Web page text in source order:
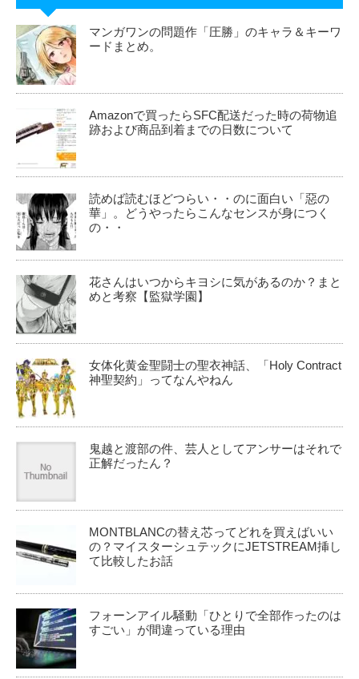
マンガワンの問題作「圧勝」のキャラ＆キーワ
ードまとめ。
Amazonで買ったらSFC配送だった時の荷物追
跡および商品到着までの日数について
読めば読むほどつらい・・のに面白い「惡の
華」。どうやったらこんなセンスが身につく
の・・
花さんはいつからキヨシに気があるのか？まと
めと考察【監獄学園】
女体化黄金聖闘士の聖衣神話、「Holy Contract
神聖契約」ってなんやねん
鬼越と渡部の件、芸人としてアンサーはそれで
正解だったん？
MONTBLANCの替え芯ってどれを買えばいい
の？マイスターシュテックにJETSTREAM挿し
て比較したお話
フォーンアイル騒動「ひとりで全部作ったのは
すごい」が間違っている理由